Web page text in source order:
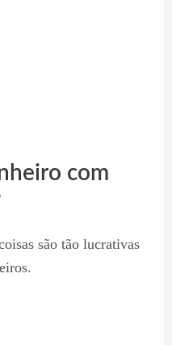
com
são tão lucrativas